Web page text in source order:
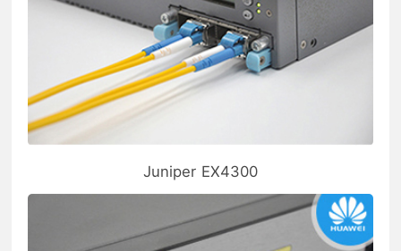
Juniper EX4300